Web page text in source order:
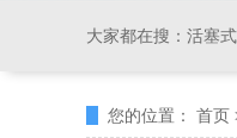
大家都在搜： 活塞
您的位置： 首页